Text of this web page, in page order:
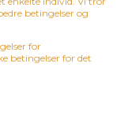
betingelser og
for
betingelser for det